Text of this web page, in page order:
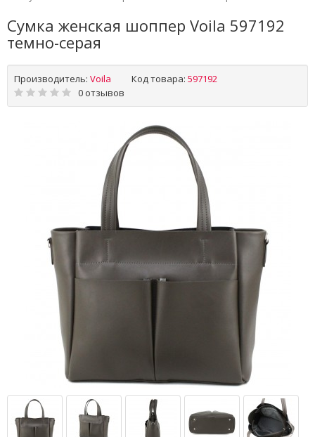
Сумка женская шоппер Voila 597192
темно-серая
Производитель: Voila Код товара: 597192
0 отзывов